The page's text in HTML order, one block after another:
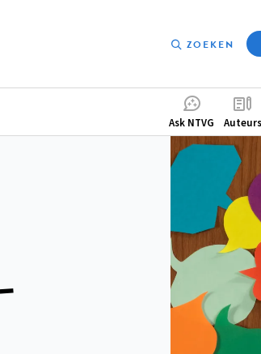
ZOEKEN
menu
Ask NTVG Auteurs